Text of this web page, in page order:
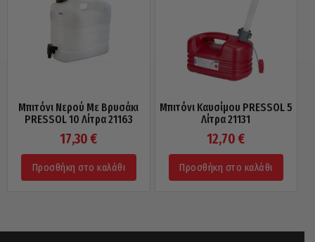
Μπιτόνι Νερού Με Βρυσάκι
PRESSOL 10 Λίτρα 21163
17,30€
Προσθήκη στο καλάθι
Μπιτόνι Καυσίμου PRESSOL 5
Λίτρα 21131
12,70€
Προσθήκη στο καλάθι